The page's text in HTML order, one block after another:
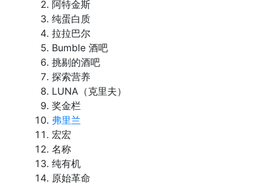
阿特金斯
纯蛋白质
拉拉巴尔
Bumble 酒吧
挑剔的酒吧
探索营养
LUNA（克里夫）
奖金栏
弗里兰
宏宏
名称
纯有机
原始革命